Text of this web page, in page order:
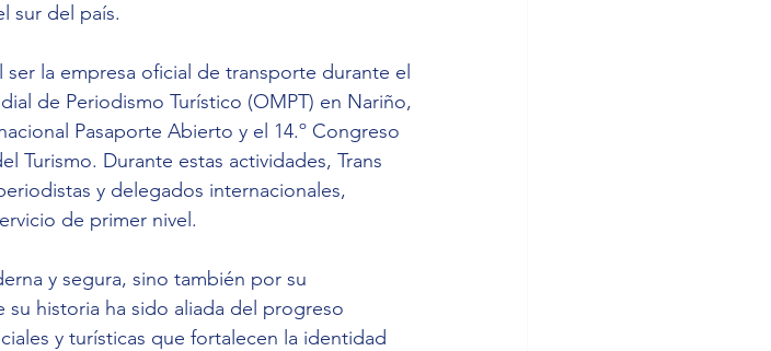
sur del país.
la empresa oficial de transporte durante el
de Periodismo Turístico (OMPT) en Nariño,
Pasaporte Abierto y el 14.º Congreso
Turismo. Durante estas actividades, Trans
y delegados internacionales,
de primer nivel.
y segura, sino también por su
historia ha sido aliada del progreso
y turísticas que fortalecen la identidad